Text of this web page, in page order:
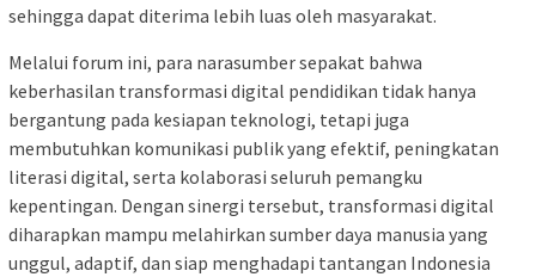
sehingga dapat diterima lebih luas oleh masyarakat.
Melalui forum ini, para narasumber sepakat bahwa
keberhasilan transformasi digital pendidikan tidak hanya
bergantung pada kesiapan teknologi, tetapi juga
membutuhkan komunikasi publik yang efektif, peningkatan
literasi digital, serta kolaborasi seluruh pemangku
kepentingan. Dengan sinergi tersebut, transformasi digital
diharapkan mampu melahirkan sumber daya manusia yang
unggul, adaptif, dan siap menghadapi tantangan Indonesia